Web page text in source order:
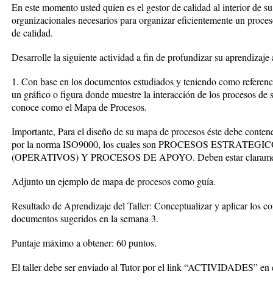
En este momento usted quien es el gestor de calidad al interior de
organizacionales necesarios para organizar eficientemente un
de calidad.
Desarrolle la siguiente actividad a fin de profundizar su
1. Con base en los documentos estudiados y teniendo como
un gráfico o figura donde muestre la interacción de los procesos de
conoce como el Mapa de Procesos.
Importante, Para el diseño de su mapa de procesos éste debe
por la norma ISO9000, los cuales son PROCESOS
(OPERATIVOS) Y PROCESOS DE APOYO. Deben estar
Adjunto un ejemplo de mapa de procesos como guía.
Resultado de Aprendizaje del Taller: Conceptualizar y aplicar los
documentos sugeridos en la semana 3.
Puntaje máximo a obtener: 60 puntos.
El taller debe ser enviado al Tutor por el link “ACTIVIDADES”